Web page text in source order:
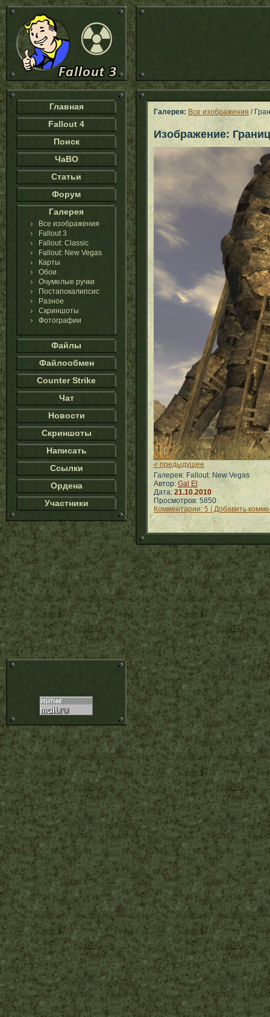
Главная
Fallout 4
Поиск
ЧаВО
Статьи
Форум
Галерея
Все изображения
Fallout 3
Fallout: Classic
Fallout: New Vegas
Карты
Обои
Очумелые ручки
Постапокалипсис
Разное
Скриншоты
Фотографии
Файлы
Файлообмен
Counter Strike
Чат
Новости
Скриншоты
Написать
Ссылки
Ордена
Участники
Галерея: Все изображения /
Изображение:
« предыдущее
Галерея: Fallout: New Vegas
Автор: Gal El
Дата: 21.10.2010
Просмотров: 5850
Комментарии: 5 | Добавить